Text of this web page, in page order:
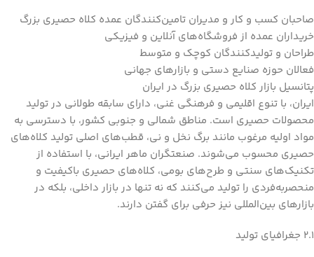
صاحبان کسب و کار و مدیران تامین‌کنندگان عمده کلاه حصیری بزرگ
خریداران عمده از فروشگاه‌های آنلاین و فیزیکی
طراحان و تولیدکنندگان کوچک و متوسط
فعالان حوزه صنایع دستی و بازارهای جهانی
پتانسیل بازار کلاه حصیری بزرگ در ایران
ایران، با تنوع اقلیمی و فرهنگی غنی، دارای سابقه طولانی در تولید
محصولات حصیری است. مناطق شمالی و جنوبی کشور، با دسترسی به
مواد اولیه مرغوب مانند برگ نخل و نی، قطب‌های اصلی تولید کلاه‌های
حصیری محسوب می‌شوند. صنعتگران ماهر ایرانی، با استفاده از
تکنیک‌های سنتی و طرح‌های بومی، کلاه‌های حصیری باکیفیت و
منحصربه‌فردی را تولید می‌کنند که نه تنها در بازار داخلی، بلکه در
بازارهای بین‌المللی نیز حرفی برای گفتن دارند.
2.1 جغرافیای تولید